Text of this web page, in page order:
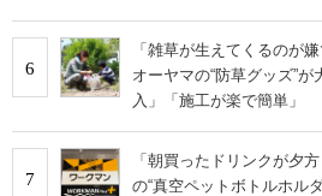
6
「雑草が生えてくるのが
オーヤマの“防草グッズ”
入」「施工が楽で簡単」
7
「朝買ったドリンクが夕
の“真空ペットボトルホル